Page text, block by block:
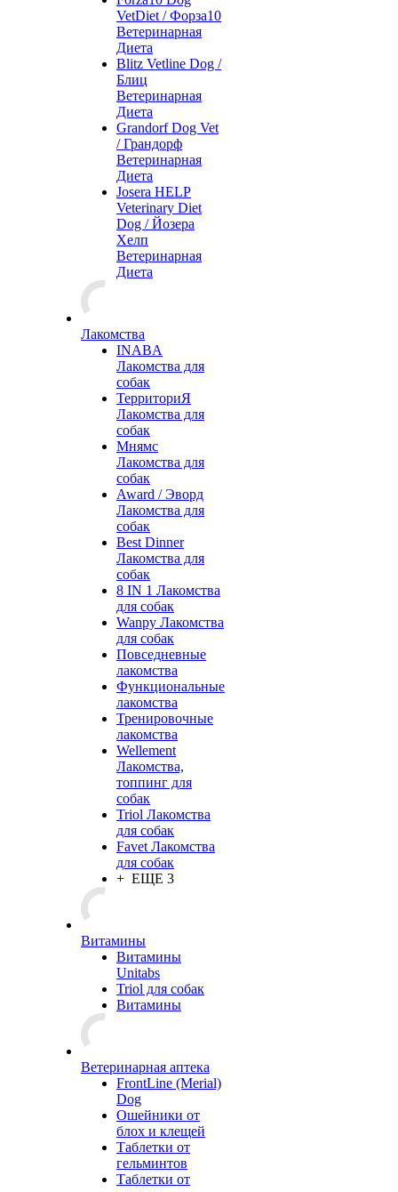
VetDiet / Форза10
Ветеринарная
Диета
Blitz Vetline Dog /
Блиц
Ветеринарная
Диета
Grandorf Dog Vet
/ Грандорф
Ветеринарная
Диета
Josera HELP
Veterinary Diet
Dog / Йозера
Хелп
Ветеринарная
Диета
Лакомства
INABA
Лакомства для
собак
ТерриториЯ
Лакомства для
собак
Мнямс
Лакомства для
собак
Award / Эворд
Лакомства для
собак
Best Dinner
Лакомства для
собак
8 IN 1 Лакомства
для собак
Wanpy Лакомства
для собак
Повседневные
лакомства
Функциональные
лакомства
Тренировочные
лакомства
Wellement
Лакомства,
топпинг для
собак
Triol Лакомства
для собак
Favet Лакомства
для собак
+ ЕЩЕ 3
Витамины
Витамины
Unitabs
Triol для собак
Витамины
Ветеринарная аптека
FrontLine (Merial)
Dog
Ошейники от
блох и клещей
Таблетки от
гельминтов
Таблетки от